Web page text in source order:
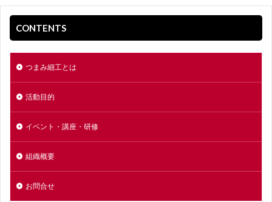
CONTENTS
つまみ細工とは
活動目的
イベント・講座・研修
組織概要
お問合せ